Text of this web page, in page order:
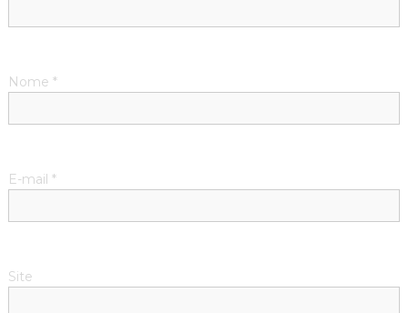
Nome *
E-mail *
Site